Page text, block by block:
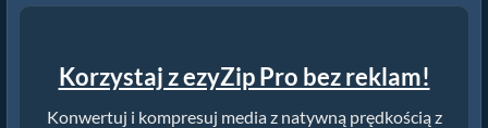
Korzystaj z ezyZip Pro bez reklam!
Konwertuj i kompresuj media z natywną prędkością z